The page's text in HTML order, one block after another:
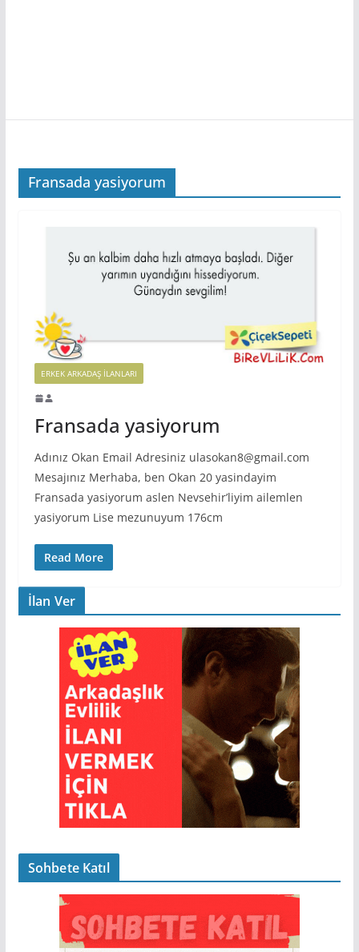
Fransada yasiyorum
ERKEK ARKADAŞ ILANLARI
Fransada yasiyorum
Adınız Okan Email Adresiniz ulasokan8@gmail.com
Mesajınız Merhaba, ben Okan 20 yasindayim
Fransada yasiyorum aslen Nevsehir’liyim ailemlen
yasiyorum Lise mezunuyum 176cm
Read More
İlan Ver
Sohbete Katıl